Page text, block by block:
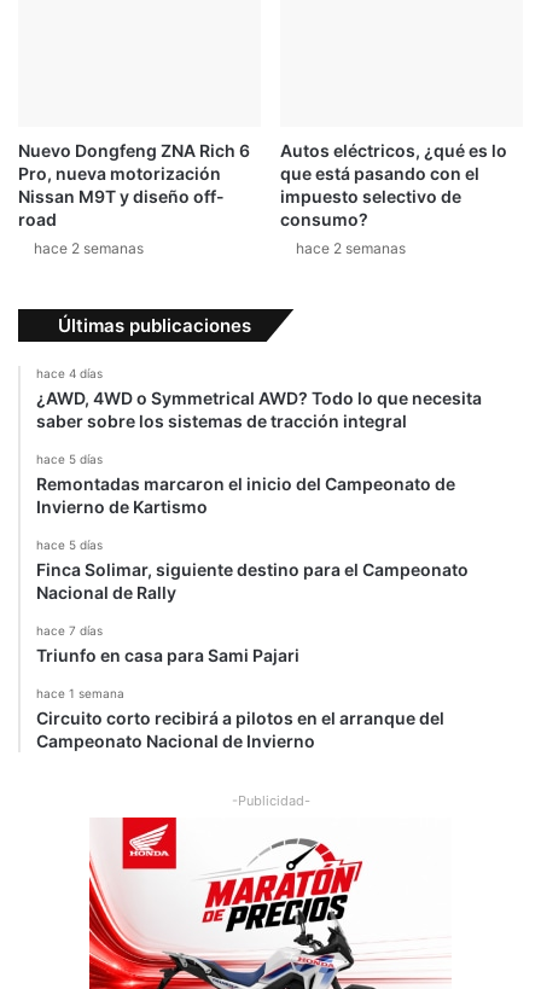
a
r
r
a
d
o
C
r
o
u
n
Nuevo Dongfeng ZNA Rich 6
Pro, nueva motorización
Nissan M9T y diseño off-
road
hace 2 semanas
Autos eléctricos, ¿qué es lo
que está pasando con el
impuesto selectivo de
consumo?
hace 2 semanas
Últimas publicaciones
hace 4 días
¿AWD, 4WD o Symmetrical AWD? Todo lo que necesita
saber sobre los sistemas de tracción integral
hace 5 días
Remontadas marcaron el inicio del Campeonato de
Invierno de Kartismo
hace 5 días
Finca Solimar, siguiente destino para el Campeonato
Nacional de Rally
hace 7 días
Triunfo en casa para Sami Pajari
hace 1 semana
Circuito corto recibirá a pilotos en el arranque del
Campeonato Nacional de Invierno
-Publicidad-